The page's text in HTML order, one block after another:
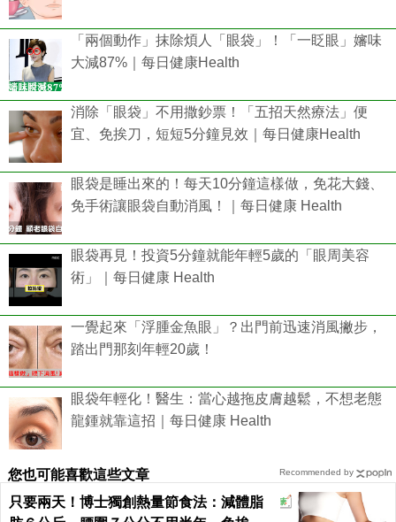
「兩個動作」抹除煩人「眼袋」！「一眨眼」嬸味
大減87%｜每日健康Health
消除「眼袋」不用撒鈔票！「五招天然療法」便
宜、免挨刀，短短5分鐘見效｜每日健康Health
眼袋是睡出來的！每天10分鐘這樣做，免花大錢、
免手術讓眼袋自動消風！｜每日健康 Health
眼袋再見！投資5分鐘就能年輕5歲的「眼周美容
術」｜每日健康 Health
一覺起來「浮腫金魚眼」？出門前迅速消風撇步，
踏出門那刻年輕20歲！
眼袋年輕化！醫生：當心越拖皮膚越鬆，不想老態
龍鍾就靠這招｜每日健康 Health
您也可能喜歡這些文章
只要兩天！博士獨創熱量節食法：減體脂
Recommended by